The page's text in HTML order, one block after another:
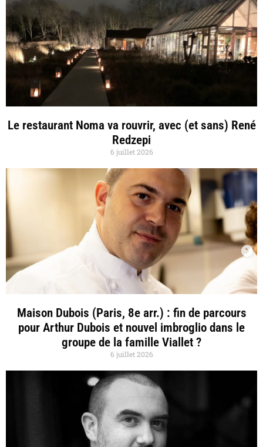
Le restaurant Noma va rouvrir, avec (et sans) René
Redzepi
6 juillet 2026
Maison Dubois (Paris, 8e arr.) : fin de parcours
pour Arthur Dubois et nouvel imbroglio dans le
groupe de la famille Viallet ?
6 juillet 2026